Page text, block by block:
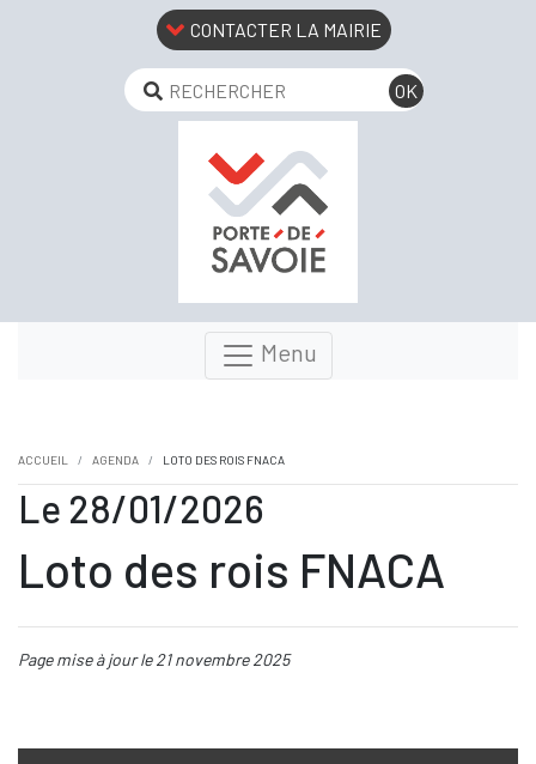
CONTACTER LA MAIRIE
Menu
ACCUEIL AGENDA LOTO DES ROIS FNACA
Le 28/01/2026
Loto des rois FNACA
Page mise à jour le 21 novembre 2025